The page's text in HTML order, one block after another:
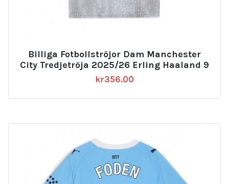
Billiga Fotbollströjor Dam Manchester
City Tredjetröja 2025/26 Erling Haaland 9
kr356.00